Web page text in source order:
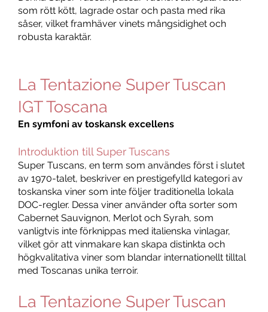
som rött kött, lagrade ostar och pasta med rika
såser, vilket framhäver vinets mångsidighet och
robusta karaktär.
La Tentazione Super Tuscan
IGT Toscana
En symfoni av toskansk excellens
Introduktion till Super Tuscans
Super Tuscans, en term som användes först i slutet
av 1970-talet, beskriver en prestigefylld kategori av
toskanska viner som inte följer traditionella lokala
DOC-regler. Dessa viner använder ofta sorter som
Cabernet Sauvignon, Merlot och Syrah, som
vanligtvis inte förknippas med italienska vinlagar,
vilket gör att vinmakare kan skapa distinkta och
högkvalitativa viner som blandar internationellt tilltal
med Toscanas unika terroir.
La Tentazione Super Tuscan